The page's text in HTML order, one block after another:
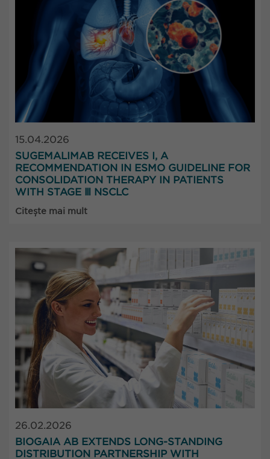
15.04.2026
SUGEMALIMAB RECEIVES I, A
RECOMMENDATION IN ESMO GUIDELINE FOR
CONSOLIDATION THERAPY IN PATIENTS
WITH STAGE Ⅲ NSCLC
Citește mai mult
26.02.2026
BIOGAIA AB EXTENDS LONG-STANDING
DISTRIBUTION PARTNERSHIP WITH